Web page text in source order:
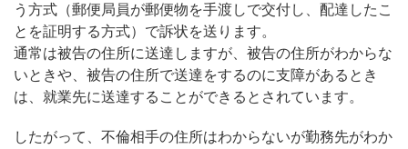
う方式（郵便局員が郵便物を手渡しで交付し、配達したこ
とを証明する方式）で訴状を送ります。
通常は被告の住所に送達しますが、被告の住所がわからな
いときや、被告の住所で送達をするのに支障があるとき
は、就業先に送達することができるとされています。
したがって、不倫相手の住所はわからないが勤務先がわか